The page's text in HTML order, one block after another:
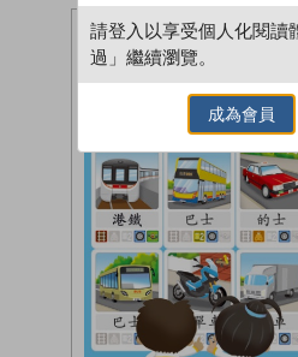
請登入以享受個人化閱讀
過」繼續瀏覽。
成為會員